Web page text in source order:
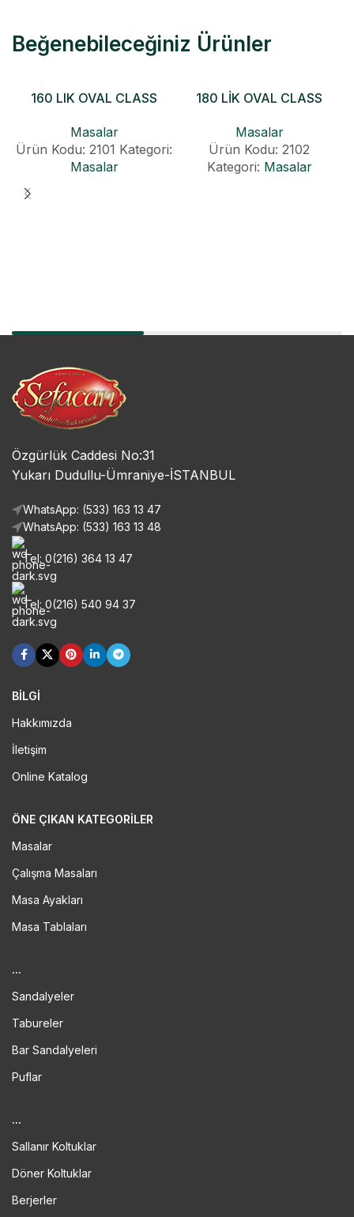
Beğenebileceğiniz Ürünler
160 LIK OVAL CLASS
Masalar
Ürün Kodu: 2101 Kategori:
Masalar
180 LİK OVAL CLASS
Masalar
Ürün Kodu: 2102
Kategori: Masalar
Özgürlük Caddesi No:31
Yukarı Dudullu-Ümraniye-İSTANBUL
WhatsApp: (533) 163 13 47
WhatsApp: (533) 163 13 48
Tel: 0(216) 364 13 47
Tel: 0(216) 540 94 37
BİLGİ
Hakkımızda
İletişim
Online Katalog
ÖNE ÇIKAN KATEGORILER
Masalar
Çalışma Masaları
Masa Ayakları
Masa Tablaları
...
Sandalyeler
Tabureler
Bar Sandalyeleri
Puflar
...
Sallanır Koltuklar
Döner Koltuklar
Berjerler